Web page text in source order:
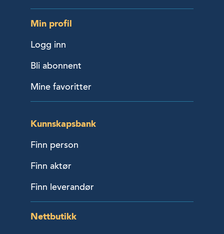
Min profil
Logg inn
Bli abonnent
Mine favoritter
Kunnskapsbank
Finn person
Finn aktør
Finn leverandør
Nettbutikk